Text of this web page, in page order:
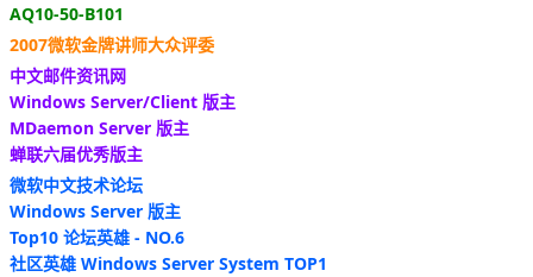
AQ10-50-B101
2007微软金牌讲师大众评委
中文邮件资讯网
Windows Server/Client 版主
MDaemon Server 版主
蝉联六届优秀版主
微软中文技术论坛
Windows Server 版主
Top10 论坛英雄 - NO.6
社区英雄 Windows Server System TOP1